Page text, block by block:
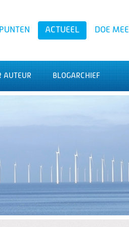
ACTUEEL DOE MEE
AUTEUR BLOGARCHIEF